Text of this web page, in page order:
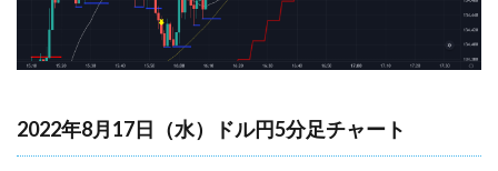
2022年8月17日（水）ドル円5分足チャート